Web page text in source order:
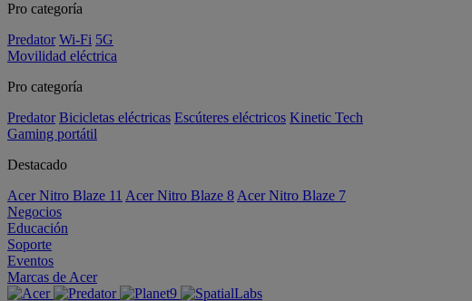
Pro categoría
Predator Wi-Fi 5G
Movilidad eléctrica
Pro categoría
Predator Bicicletas eléctricas Escúteres eléctricos Kinetic Tech
Gaming portátil
Destacado
Acer Nitro Blaze 11 Acer Nitro Blaze 8 Acer Nitro Blaze 7
Negocios
Educación
Soporte
Eventos
Marcas de Acer